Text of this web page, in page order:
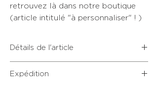
retrouvez là dans notre boutique
(article intitulé "à personnaliser" ! )
Détails de l'article
cm (longueur). Convient pour un lavage
Expédition